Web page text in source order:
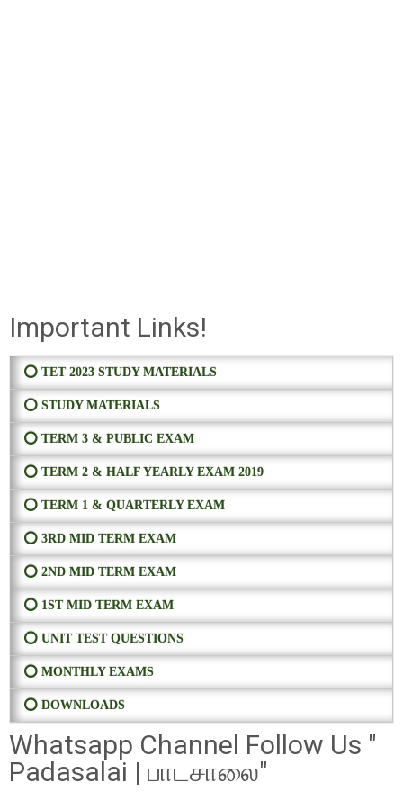
Important Links!
⭕ TET 2023 STUDY MATERIALS
⭕ STUDY MATERIALS
⭕ TERM 3 & PUBLIC EXAM
⭕ TERM 2 & HALF YEARLY EXAM 2019
⭕ TERM 1 & QUARTERLY EXAM
⭕ 3RD MID TERM EXAM
⭕ 2ND MID TERM EXAM
⭕ 1ST MID TERM EXAM
⭕ UNIT TEST QUESTIONS
⭕ MONTHLY EXAMS
⭕ DOWNLOADS
Whatsapp Channel Follow Us "
Padasalai | பாடசாலை"